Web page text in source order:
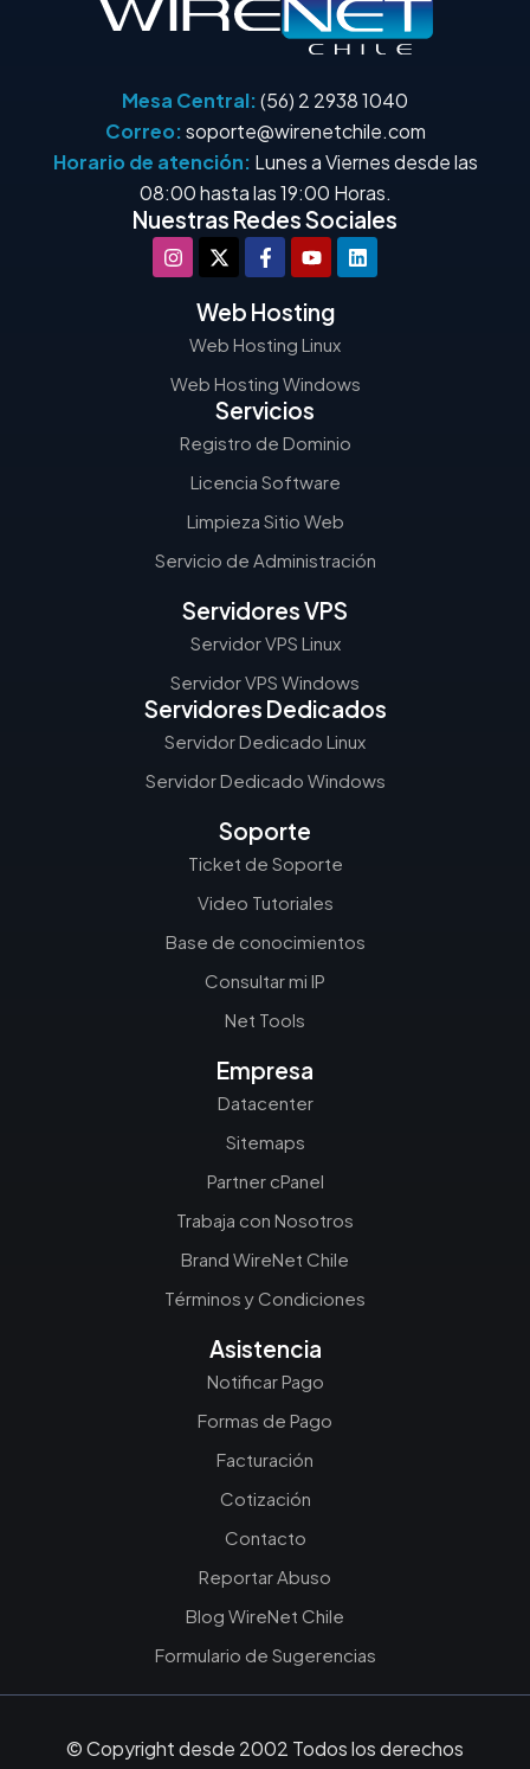
Mesa Central:(56) 2 2938 1040
Correo:soporte@wirenetchile.com
Horario de atención: Lunes a Viernes desde las
08:00 hasta las 19:00 Horas.
Nuestras Redes Sociales
Web Hosting
Web Hosting Linux
Web Hosting Windows
Servicios
Registro de Dominio
Licencia Software
Limpieza Sitio Web
Servicio de Administración
Servidores VPS
Servidor VPS Linux
Servidor VPS Windows
Servidores Dedicados
Servidor Dedicado Linux
Servidor Dedicado Windows
Soporte
Ticket de Soporte
Video Tutoriales
Base de conocimientos
Consultar mi IP
Net Tools
Empresa
Datacenter
Sitemaps
Partner cPanel
Trabaja con Nosotros
Brand WireNet Chile
Términos y Condiciones
Asistencia
Notificar Pago
Formas de Pago
Facturación
Cotización
Contacto
Reportar Abuso
Blog WireNet Chile
Formulario de Sugerencias
© Copyright desde 2002 Todos los derechos